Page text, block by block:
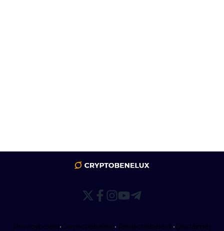
Privacybeleid•Correctiebeleid• Redactiebeleid •Disclaimer